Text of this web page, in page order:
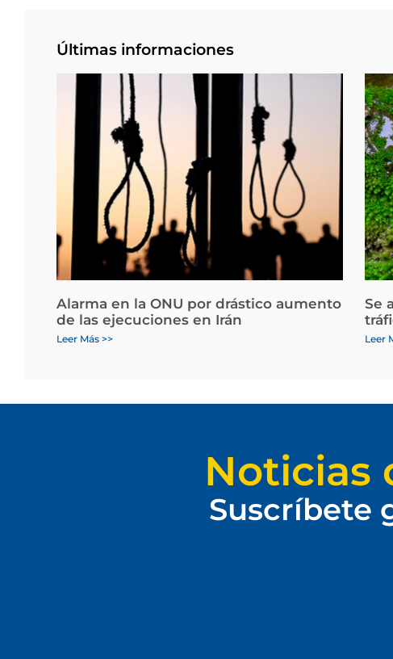
Últimas informaciones
Alarma en la ONU por drástico aumento
de las ejecuciones en Irán
Leer Más >>
Se
Leer
Noticias
Suscríbete